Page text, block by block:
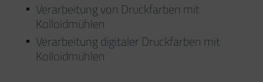
Verarbeitung von Druckfarben mit
Kolloidmühlen
Verarbeitung digitaler Druckfarben mit
Kolloidmühlen